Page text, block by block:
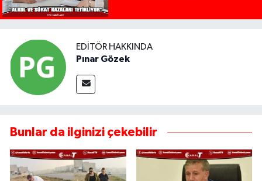
EDITÖR HAKKINDA
Pınar Gözek
Bunlar da ilginizi çekebilir